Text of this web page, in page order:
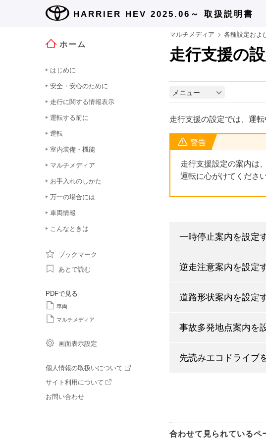
HARRIER HEV 2025.06～ 取扱説明書
ホーム
はじめに
安全・安心のために
走行に関する情報表示
運転する前に
運転
室内装備・機能
マルチメディア
お手入れのしかた
万一の場合には
車両情報
こんなときは
ブックマーク
あとで読む
PDFで見る
車両
マルチメディア
画面表示設定
個人情報の取扱いについて
サイト利用について
お問い合わせ
マルチメディア 各種設定およ
走行支援の
メニュー
走行支援の設定では、運
警告
走行支援設定の案内は
運転に心がけてください
一時停止案内を設定
逆走注意案内を設定
道路形状案内を設定
事故多発地点案内を
先読みエコドライブ
合わせて見られているペ